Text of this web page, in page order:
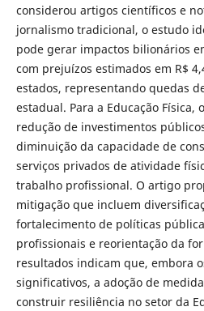
considerou artigos científicos e
jornalismo tradicional, o estudo
pode gerar impactos bilionários
com prejuízos estimados em R$
estados, representando quedas
estadual. Para a Educação Física,
redução de investimentos
diminuição da capacidade de
serviços privados de atividade
trabalho profissional. O artigo
mitigação que incluem
fortalecimento de políticas
profissionais e reorientação da
resultados indicam que, embora
significativos, a adoção de
construir resiliência no setor da